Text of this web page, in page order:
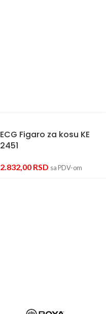
ECG Figaro za kosu KE
2451
2.832,00 RSD sa PDV-om